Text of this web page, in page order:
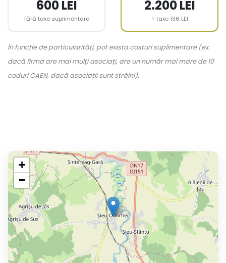
600 LEI
fără taxe suplimentare
2.200 LEI
+ taxe 136 LEI
În funcție de particularități, pot exista costuri suplimentare (ex.
dacă firma are mai mulți asociați, are un număr mai mare de 10
coduri CAEN, dacă asociații sunt străini).
+
−